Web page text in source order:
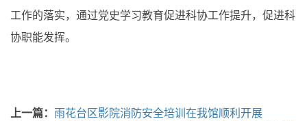
工作的落实，通过党史学习教育促进科协工作提升，促进科
协职能发挥。
上一篇： 雨花台区影院消防安全培训在我馆顺利开展